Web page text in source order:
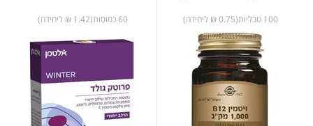
100 טבליות(0.75 ₪ ליחידה) 60 כמוסות(1.42 ₪ ליחידה)